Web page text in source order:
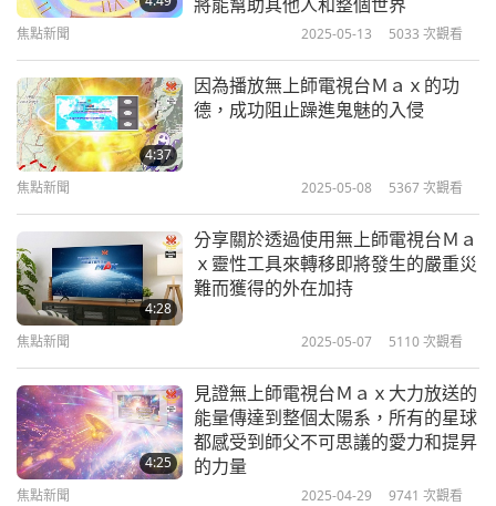
乎是無限倍增播放無上師電視台加大版螢幕。
四、透過結合ＵｌｔｒａＶｉｅｗｅｒ、ＯＢＳ（軟
體）和無限循環系統（硬體），數量持續增長的光塔
已在悠樂（越南）各地建立。
我們正在繼續努力，透過這些技術讓無上師電視台加
大版覆蓋整個國家。我們希望上帝的力量能透過這項
謙誠專案進一步強化。
師父，以下是一些數據，供您參考：
來播放無上師電視台加大版。
＊約一千台電視和／或顯示器，透過ＨＤＭＩ電線連
結到這些核心筆記型電腦，有助於將無上師電視台加
焦點新聞 2025-05-13 5033 次觀看
4:37
因為播放無上師電視台Ｍａｘ的功
德，成功阻止躁進鬼魅的入侵
焦點新聞 2025-05-08 5367次觀看
4:28
分享關於透過使用無上師電視台Ｍａ
ｘ靈性工具來轉移即將發生的嚴重災
難而獲得的外在加持
焦點新聞 2025-05-07 5110次觀看
4:25
見證無上師電視台Ｍａｘ大力放送的
能量傳達到整個太陽系，所有的星球
都感受到師父不可思議的愛力和提昇
的力量
焦點新聞 2025-04-29 9741 次觀看